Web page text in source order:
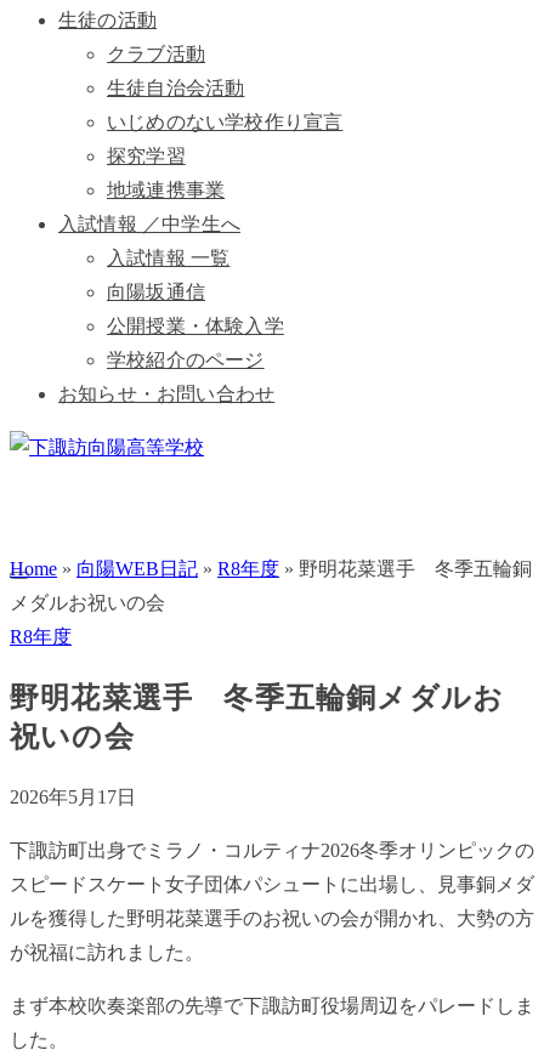
生徒の活動
クラブ活動
生徒自治会活動
いじめのない学校作り宣言
探究学習
地域連携事業
入試情報 ／中学生へ
入試情報 一覧
向陽坂通信
公開授業・体験入学
学校紹介のページ
お知らせ・お問い合わせ
Home » 向陽WEB日記 » R8年度 » 野明花菜選手 冬季五輪銅
メダルお祝いの会
R8年度
野明花菜選手 冬季五輪銅メダルお
祝いの会
2026年5月17日
下諏訪町出身でミラノ・コルティナ2026冬季オリンピックの
スピードスケート女子団体パシュートに出場し、見事銅メダ
ルを獲得した野明花菜選手のお祝いの会が開かれ、大勢の方
が祝福に訪れました。
まず本校吹奏楽部の先導で下諏訪町役場周辺をパレードしま
した。